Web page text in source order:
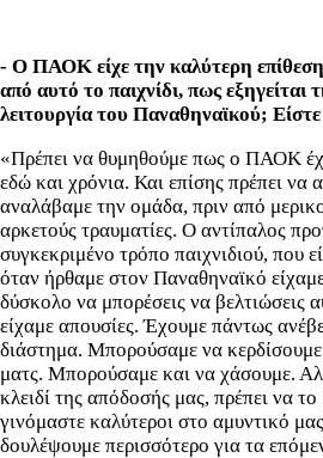
- Ο ΠΑΟΚ είχε την καλύτερη
από αυτό το παιχνίδι, πως εξηγείται
λειτουργία του Παναθηναϊκού;
«Πρέπει να θυμηθούμε πως ο ΠΑΟΚ
εδώ και χρόνια. Και επίσης πρέπει να
αναλάβαμε την ομάδα, πριν από
αρκετούς τραυματίες. Ο αντίπαλος
συγκεκριμένο τρόπο παιχνιδιού, που
όταν ήρθαμε στον Παναθηναϊκό
δύσκολο να μπορέσεις να βελτιώσεις
είχαμε απουσίες. Έχουμε πάντως
διάστημα. Μπορούσαμε να
ματς. Μπορούσαμε και να χάσουμε.
κλειδί της απόδοσής μας, πρέπει να
γινόμαστε καλύτεροι στο αμυντικό
δουλέψουμε περισσότερο για τα